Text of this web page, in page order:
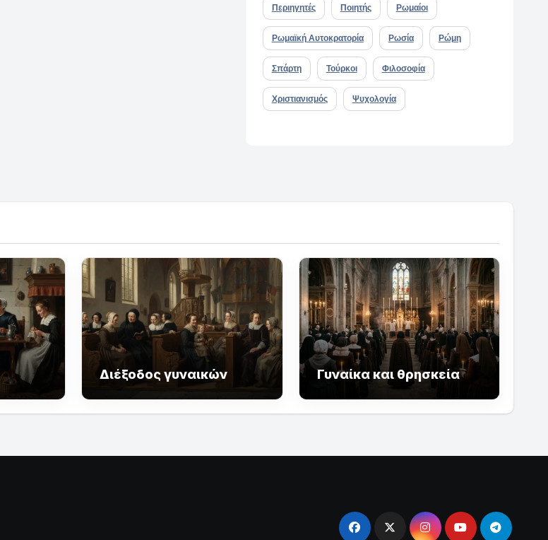
Περιηγητές Ποιητής Ρωμαίοι
Ρωμαϊκή Αυτοκρατορία Ρωσία Ρώμη
Σπάρτη Τούρκοι Φιλοσοφία
Χριστιανισμός Ψυχολογία
Διέξοδος γυναικών Γυναίκα και θρησκεία